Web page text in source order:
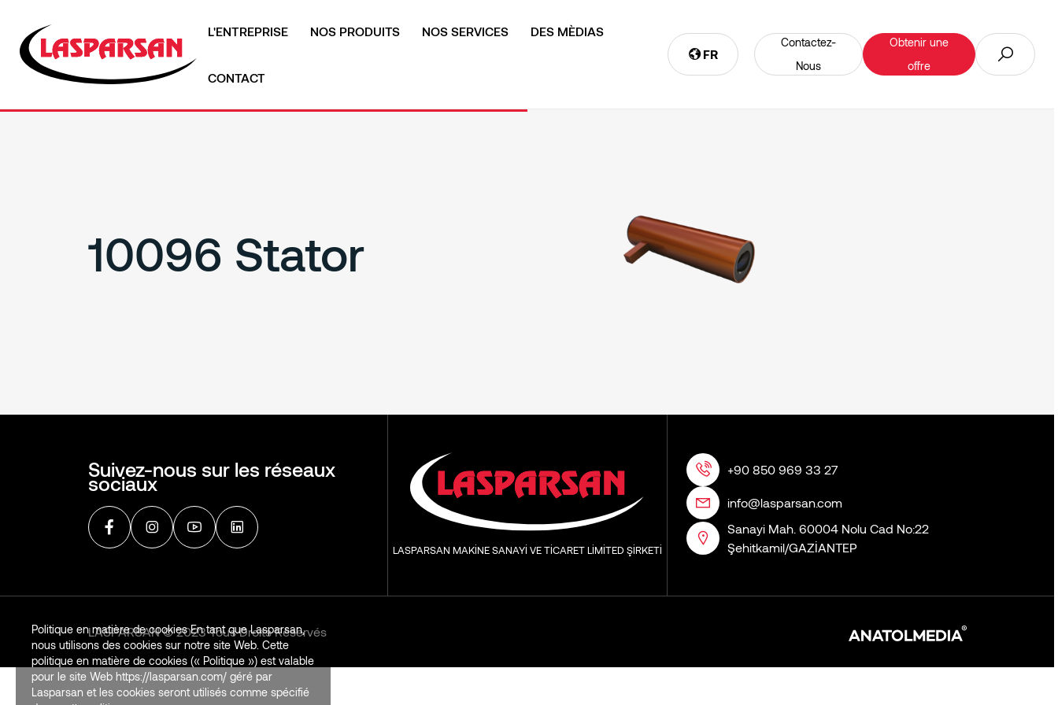
L'ENTREPRISE NOS PRODUITS NOS SERVICES DES MÈDIAS
CONTACT
FR
Contactez-
Nous
Obtenir une
offre
10096 Stator
Suivez-nous sur les réseaux
sociaux
LASPARSAN MAKİNE SANAYİ VE TİCARET LİMİTED ŞİRKETİ
+90 850 969 33 27
info@lasparsan.com
Sanayi Mah. 60004 Nolu Cad No:22
Şehitkamil/GAZİANTEP
LASPARSAN © 2023 Tous Droits Réservés
Politique en matière de cookies En tant que Lasparsan,
nous utilisons des cookies sur notre site Web. Cette
politique en matière de cookies (« Politique ») est valable
pour le site Web https://lasparsan.com/ géré par
Lasparsan et les cookies seront utilisés comme spécifié